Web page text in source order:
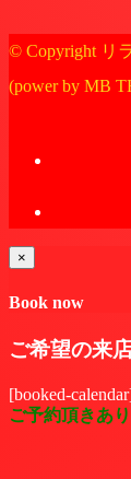
© Copyright リ
(power by MB
×
Book now
ご希望の来
[booked-
ご予約頂きあ